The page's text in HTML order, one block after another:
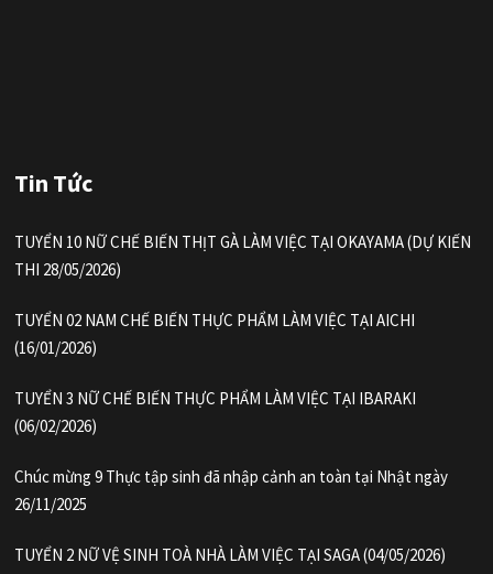
Tin Tức
TUYỂN 10 NỮ CHẾ BIẾN THỊT GÀ LÀM VIỆC TẠI OKAYAMA (DỰ KIẾN
THI 28/05/2026)
TUYỂN 02 NAM CHẾ BIẾN THỰC PHẨM LÀM VIỆC TẠI AICHI
(16/01/2026)
TUYỂN 3 NỮ CHẾ BIẾN THỰC PHẨM LÀM VIỆC TẠI IBARAKI
(06/02/2026)
Chúc mừng 9 Thực tập sinh đã nhập cảnh an toàn tại Nhật ngày
26/11/2025
TUYỂN 2 NỮ VỆ SINH TOÀ NHÀ LÀM VIỆC TẠI SAGA (04/05/2026)